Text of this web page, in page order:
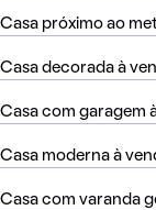
Casa próximo ao
Casa decorada à
Casa com garagem
Casa moderna à
Casa com varanda